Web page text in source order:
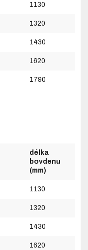
1130
1320
1430
1620
1790
délka
bovdenu
(mm)
1130
1320
1430
1620